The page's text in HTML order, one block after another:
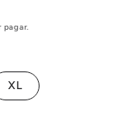
pagar.
XL